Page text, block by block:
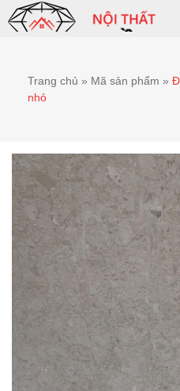
Trang chủ » Mã sản phẩm »
nhỏ